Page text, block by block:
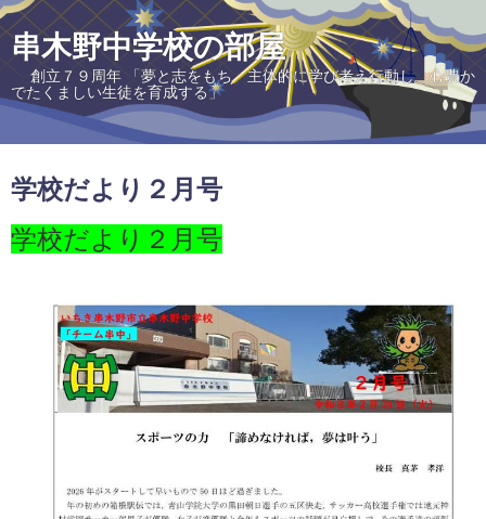
串木野中学校の部屋
創立７９周年 「夢と志をもち 主体的に学び考え行動し 心豊か
でたくましい生徒を育成する」
学校だより２月号
学校だより２月号